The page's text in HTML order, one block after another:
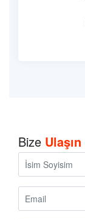
Bize Ulaşın